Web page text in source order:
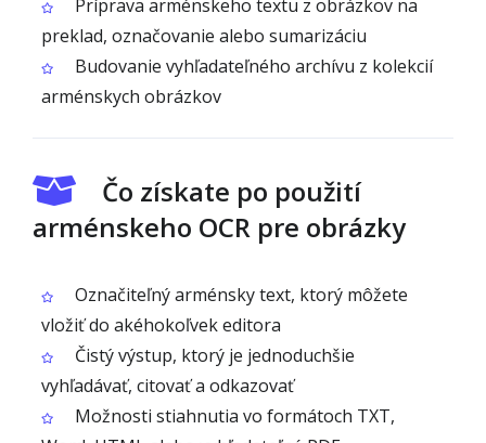
Príprava arménskeho textu z obrázkov na
preklad, označovanie alebo sumarizáciu
Budovanie vyhľadateľného archívu z kolekcií
arménskych obrázkov
Čo získate po použití
arménskeho OCR pre obrázky
Označiteľný arménsky text, ktorý môžete
vložiť do akéhokoľvek editora
Čistý výstup, ktorý je jednoduchšie
vyhľadávať, citovať a odkazovať
Možnosti stiahnutia vo formátoch TXT,